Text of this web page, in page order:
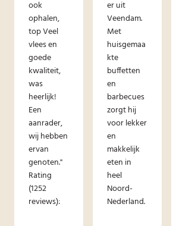
ook
ophalen,
top Veel
vlees en
goede
kwaliteit,
was
heerlijk!
Een
aanrader,
wij hebben
ervan
genoten."
Rating
(1252
reviews):
er uit
Veendam.
Met
huisgemaa
kte
buffetten
en
barbecues
zorgt hij
voor lekker
en
makkelijk
eten in
heel
Noord-
Nederland.